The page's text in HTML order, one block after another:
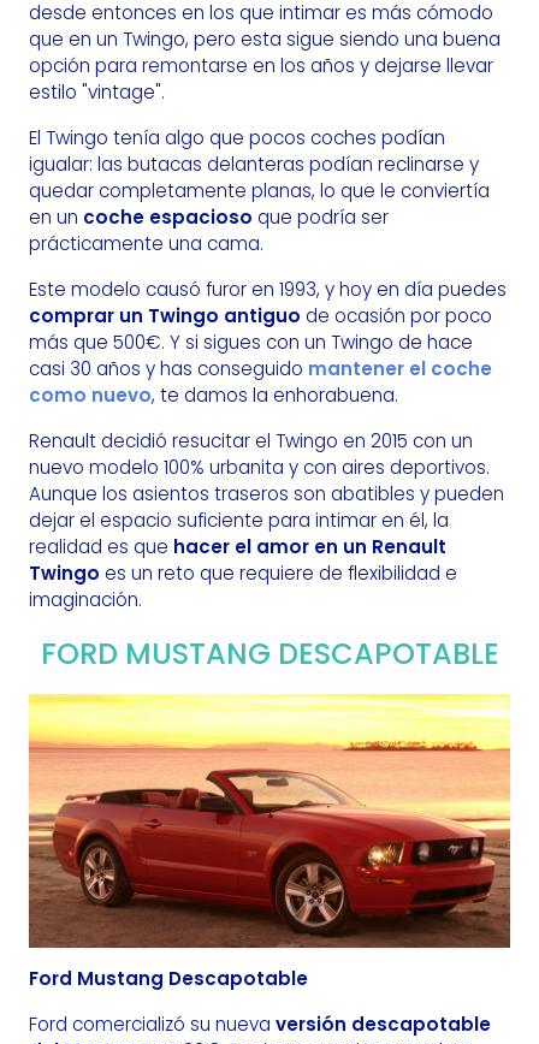
desde entonces en los que intimar es más cómodo
que en un Twingo, pero esta sigue siendo una buena
opción para remontarse en los años y dejarse llevar
estilo "vintage".
El Twingo tenía algo que pocos coches podían
igualar: las butacas delanteras podían reclinarse y
quedar completamente planas, lo que le conviertía
en un coche espacioso que podría ser
prácticamente una cama.
Este modelo causó furor en 1993, y hoy en día puedes
comprar un Twingo antiguo de ocasión por poco
más que 500€. Y si sigues con un Twingo de hace
casi 30 años y has conseguido mantener el coche
como nuevo, te damos la enhorabuena.
Renault decidió resucitar el Twingo en 2015 con un
nuevo modelo 100% urbanita y con aires deportivos.
Aunque los asientos traseros son abatibles y pueden
dejar el espacio suficiente para intimar en él, la
realidad es que hacer el amor en un Renault
Twingo es un reto que requiere de flexibilidad e
imaginación.
FORD MUSTANG DESCAPOTABLE
Ford Mustang Descapotable
Ford comercializó su nueva versión descapotable